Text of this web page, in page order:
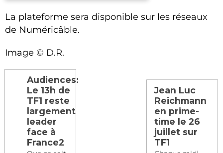
La plateforme sera disponible sur les réseaux
de Numéricâble.
Image © D.R.
Audiences:
Le 13h de
TF1 reste
largement
leader
face à
France2
Jean Luc
Reichmann
en prime-
time le 26
juillet sur
TF1